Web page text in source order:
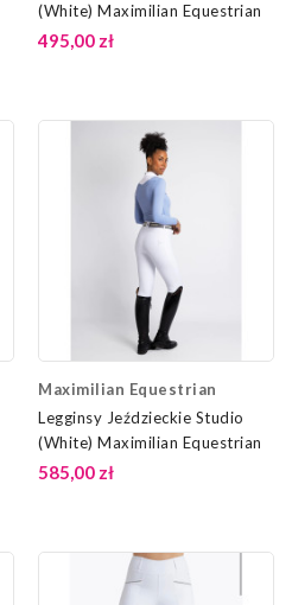
(White) Maximilian Equestrian
495,00 zł
Maximilian Equestrian
Legginsy Jeździeckie Studio
(White) Maximilian Equestrian
585,00 zł